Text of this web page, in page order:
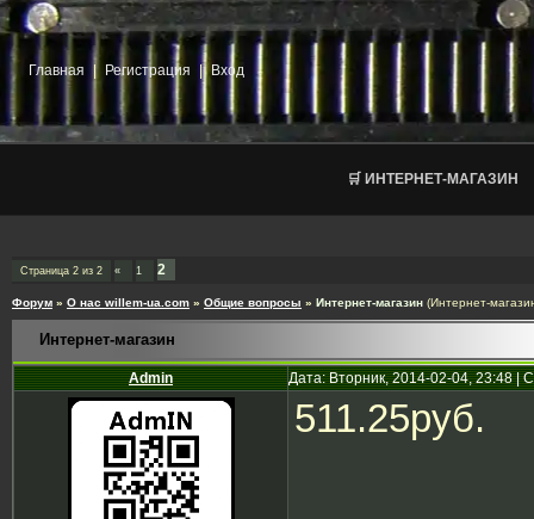
Главная Регистрация | Вход
🛒 ИНТЕРНЕТ-МАГАЗИН
Страница 2 из 2 « 1 2
Форум » О нас willem-ua.com » Общие вопросы » Интернет-магазин (Интернет-
Интернет-магазин
Admin Дата: Вторник, 2014-02-04, 23:48 |
511.25руб.